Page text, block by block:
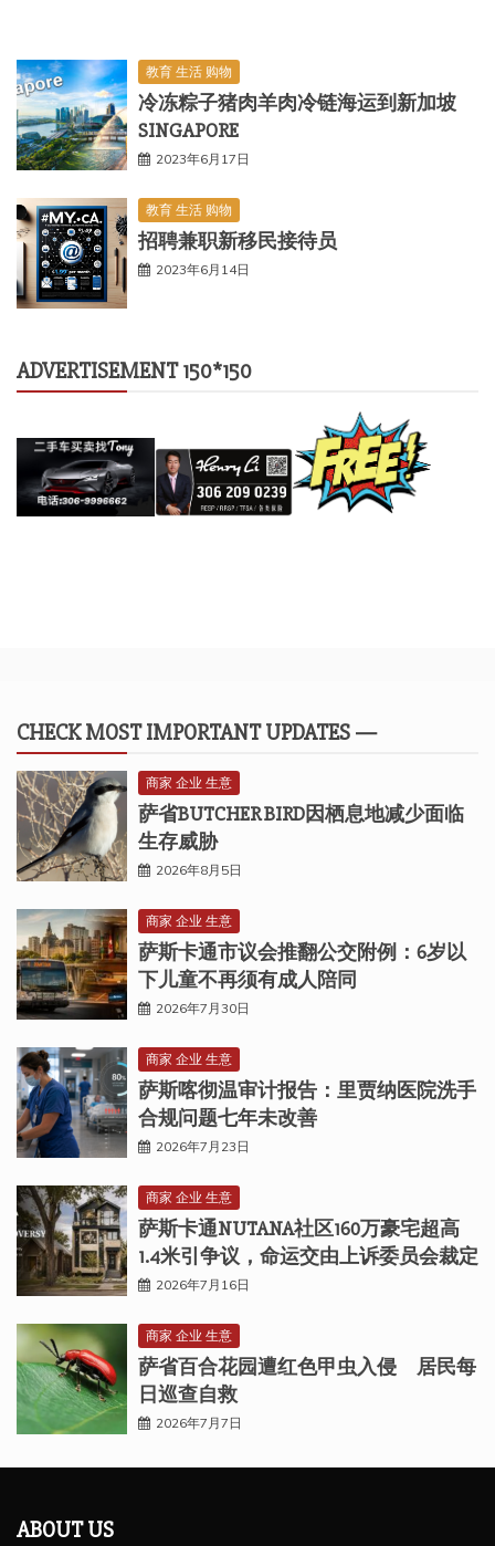
教育 生活 购物
冷冻粽子猪肉羊肉冷链海运到新加坡
SINGAPORE
2023年6月17日
教育 生活 购物
招聘兼职新移民接待员
2023年6月14日
ADVERTISEMENT 150*150
CHECK MOST IMPORTANT UPDATES —
商家 企业 生意
萨省BUTCHER BIRD因栖息地减少面临
生存威胁
2026年8月5日
商家 企业 生意
萨斯卡通市议会推翻公交附例：6岁以
下儿童不再须有成人陪同
2026年7月30日
商家 企业 生意
萨斯喀彻温审计报告：里贾纳医院洗手
合规问题七年未改善
2026年7月23日
商家 企业 生意
萨斯卡通NUTANA社区160万豪宅超高
1.4米引争议，命运交由上诉委员会裁定
2026年7月16日
商家 企业 生意
萨省百合花园遭红色甲虫入侵 居民每
日巡查自救
2026年7月7日
ABOUT US